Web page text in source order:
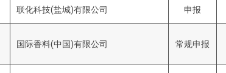
联化科技(盐城)有限公司
申报
国际香料(中国)有限公司 常规申报